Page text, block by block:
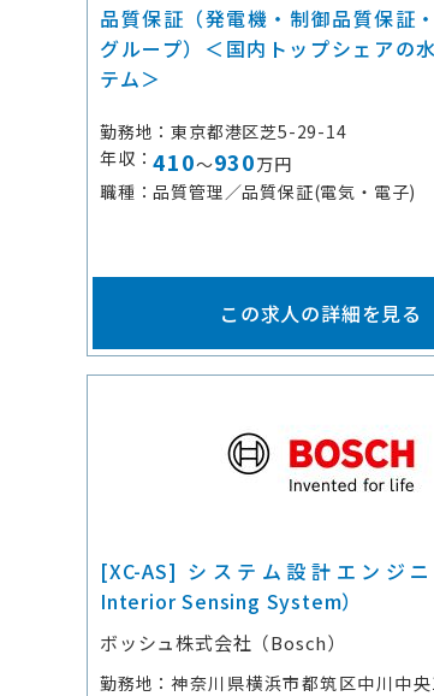
品質保証（発電機・制御品質保証
グループ）＜国内トップシェアの
テム＞
勤務地
東京都港区芝5-29-14
年収
410～930万円
職種
品質管理／品質保証(電気・電子)
この求人の詳細を見る
[XC-AS] システム設計エンジ
Interior Sensing System）
ボッシュ株式会社（Bosch）
勤務地
神奈川県横浜市都筑区中川中